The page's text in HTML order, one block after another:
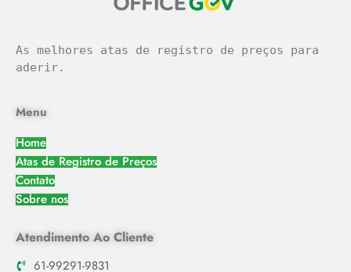
As melhores atas de registro de preços para
aderir.
Menu
Home
Atas de Registro de Preços
Contato
Sobre nos
Atendimento Ao Cliente
61-99291-9831